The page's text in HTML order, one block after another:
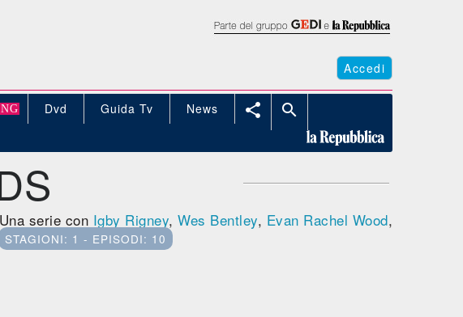
Accedi
Dvd Guida Tv News  
serie con Igby Rigney, Wes Bentley, Evan Rachel Wood,
STAGIONI: 1 - EPISODI: 10